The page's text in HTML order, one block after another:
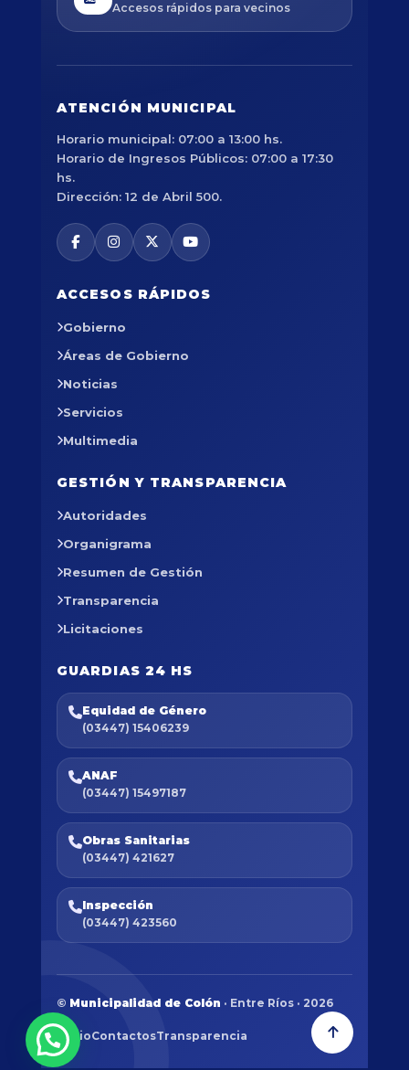
Accesos rápidos para vecinos
ATENCIÓN MUNICIPAL
Horario municipal: 07:00 a 13:00 hs.
Horario de Ingresos Públicos: 07:00 a 17:30
hs.
Dirección: 12 de Abril 500.
ACCESOS RÁPIDOS
Gobierno
Áreas de Gobierno
Noticias
Servicios
Multimedia
GESTIÓN Y TRANSPARENCIA
Autoridades
Organigrama
Resumen de Gestión
Transparencia
Licitaciones
GUARDIAS 24 HS
Equidad de Género
(03447) 15406239
ANAF
(03447) 15497187
Obras Sanitarias
(03447) 421627
Inspección
(03447) 423560
© Municipalidad de Colón · Entre Ríos · 2026
InicioContactosTransparencia